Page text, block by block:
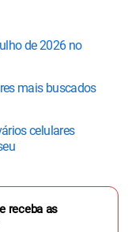
de 2026 no
mais buscados
celulares
receba as